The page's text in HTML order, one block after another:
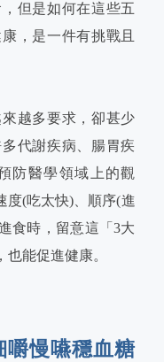
但是如何在這些五
，是一件有挑戰且
越多要求，卻甚少
代謝疾病、腸胃疾
防醫學領域上的觀
度(吃太快)、順序(進
食時，留意這「3大
能促進健康。
嚼慢嚥穩血糖